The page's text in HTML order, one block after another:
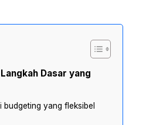
Dasar yang
budgeting yang fleksibel